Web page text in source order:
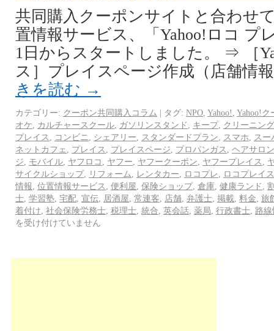
共同購入クーポンサイトと合わせ
置情報サービス、「Yahoo!ロコ プ
1日からスタートしました。 ⇒ ［
ス］プレイスページ作成（店舗情
きを読む →
カテゴリー: クーポン共同購入コラム | タグ: NPO Yahoo! Yahoo!ク
オケ
カルチャースクール ガソリンスタンド キープ, クリーニング
プレイス
コンビニ シェアリー スタンダードプラン スマホ
スー
ネットカフェ
プレイス プレイスページ プロパンガス
ヘアサロン
ジ
モバイル ヤフロコ ヤフー ヤフークーポン ヤフープレイス
サイクルショップ, リフォーム レンタカー ロコプレ
ロコプレイス
情報 位置情報サービス 便利屋 保険ショップ, 倉庫 健康ランド
士 学習塾 宅配 宣伝 居酒屋 常連客 店舗 弁護士 掲載 料金 旅
着付け 社会保険労務士 税理士 統合 英会話 薬局 行政書士 路
を受け付けていません